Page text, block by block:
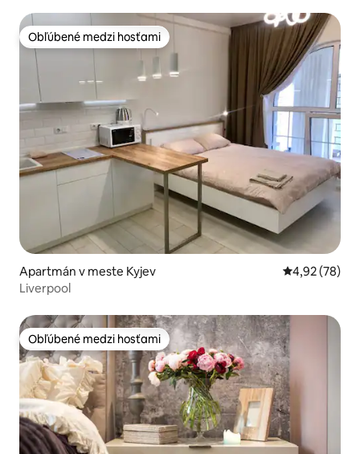
Obľúbené medzi hosťami
Obľúbené medzi hosťami
Apartmán v meste Kyjev Priemerné
4,92 (78)
Liverpool
Obľúbené medzi hosťami
Obľúbené medzi hosťami